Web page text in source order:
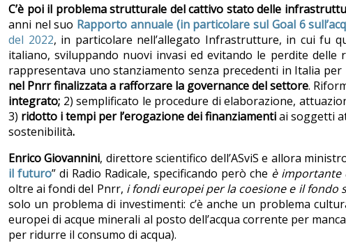
C’è poi il problema strutturale del cattivo stato delle
anni nel suo Rapporto annuale (in particolare sul Goal 6
del 2022, in particolare nell’allegato Infrastrutture, in cui fu
italiano, sviluppando nuovi invasi ed evitando le perdite
rappresentava uno stanziamento senza precedenti in Italia
nel Pnrr finalizzata a rafforzare la governance del settore.
integrato; 2) semplificato le procedure di elaborazione,
3) ridotto i tempi per l’erogazione dei finanziamentiai soggetti
sostenibilità.
Enrico Giovannini, direttore scientifico dell’ASviS e allora
il futuro” di Radio Radicale, specificando però che è importante
oltre ai fondi del Pnrr, i fondi europei per la coesione e il fondo
solo un problema di investimenti: c’è anche un problema
europei di acque minerali al posto dell’acqua corrente per
per ridurre il consumo di acqua).